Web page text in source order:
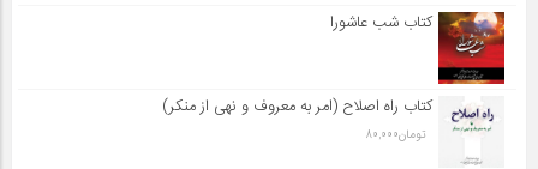
کتاب شب عاشورا
کتاب راه اصلاح (امر به معروف و نهی از منکر)
تومان80,000